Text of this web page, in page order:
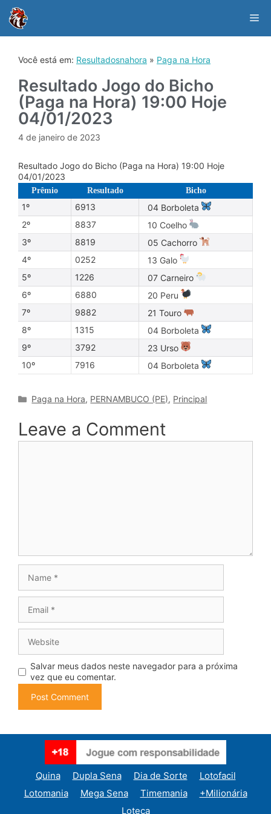
content
Você está em: Resultadosnahora » Paga na Hora
Resultado Jogo do Bicho
(Paga na Hora) 19:00 Hoje
04/01/2023
4 de janeiro de 2023
Resultado Jogo do Bicho (Paga na Hora) 19:00 Hoje
04/01/2023
Prêmio Resultado Bicho
1º 6913
04 Borboleta
2º
8837
10 Coelho
3º
8819
05 Cachorro
4º
0252
13 Galo
5º
1226
07 Carneiro
6º
6880
20 Peru
7º
9882
21 Touro
8º
1315
04 Borboleta
9º
3792
23 Urso
10º
7916 04 Borboleta
Categories
Paga na Hora, PERNAMBUCO (PE), Principal
Leave a Comment
Salvar meus dados neste navegador para a próxima
vez que eu comentar.
Quina Dupla Sena Dia de Sorte
Lotofacil
Lotomania
Mega Sena Timemania
+Milionária
Loteca